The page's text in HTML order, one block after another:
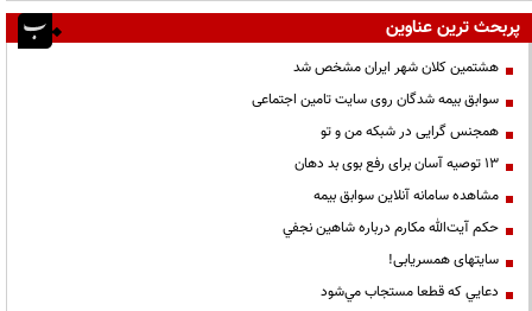
پربحث ترین عناوین
هشتمین کلان شهر ایران مشخص شد
سوابق بیمه شدگان روی سایت تامین اجتماعی
همجنس گرایی در شبکه من و تو
13 توصیه آسان برای رفع بوی بد دهان
مشاهده سامانه آنلاين سوابق بیمه
حكم آيت‌الله مكارم درباره شاهين نجفي
سایتهای همسریابی!
دعايي كه قطعا مستجاب مي‌شود